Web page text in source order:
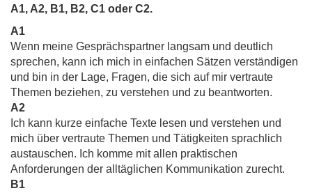
A1, A2, B1, B2, C1 oder C2.
A1
Wenn meine Gesprächspartner langsam und deutlich
sprechen, kann ich mich in einfachen Sätzen verständigen
und bin in der Lage, Fragen, die sich auf mir vertraute
Themen beziehen, zu verstehen und zu beantworten.
A2
Ich kann kurze einfache Texte lesen und verstehen und
mich über vertraute Themen und Tätigkeiten sprachlich
austauschen. Ich komme mit allen praktischen
Anforderungen der alltäglichen Kommunikation zurecht.
B1